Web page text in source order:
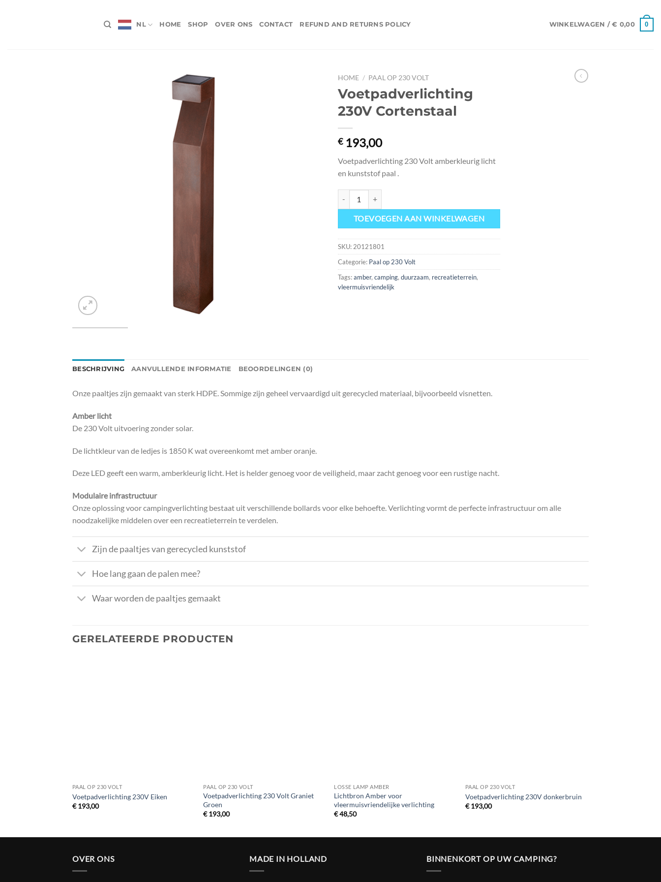
NL HOME SHOP OVER ONS CONTACT REFUND AND RETURNS POLICY WINKELWAGEN /€ 0,00 0
HOME / PAAL OP 230 VOLT
Voetpadverlichting
230V Cortenstaal
€193,00
Voetpadverlichting 230 Volt amberkleurig licht
en kunststof paal .
TOEVOEGEN AAN WINKELWAGEN
SKU: 20121801
Categorie: Paal op 230 Volt
Tags:amber, camping, duurzaam, recreatieterrein,
vleermuisvriendelijk
BESCHRIJVING AANVULLENDE INFORMATIE BEOORDELINGEN (0)
Onze paaltjes zijn gemaakt van sterk HDPE. Sommige zijn geheel vervaardigd uit gerecycled materiaal, bijvoorbeeld visnetten.
Amber licht
De 230 Volt uitvoering zonder solar.
De lichtkleur van de ledjes is 1850 K wat overeenkomt met amber oranje.
Deze LED geeft een warm, amberkleurig licht. Het is helder genoeg voor de veiligheid, maar zacht genoeg voor een rustige nacht.
Modulaire infrastructuur
Onze oplossing voor campingverlichting bestaat uit verschillende bollards voor elke behoefte. Verlichting vormt de perfecte infrastructuur om alle
noodzakelijke middelen over een recreatieterrein te verdelen.
Zijn de paaltjes van gerecycled kunststof
Hoe lang gaan de palen mee?
Waar worden de paaltjes gemaakt
GERELATEERDE PRODUCTEN
PAAL OP 230 VOLT
Voetpadverlichting 230V Eiken
€193,00
PAAL OP 230 VOLT
Voetpadverlichting 230 Volt Graniet
Groen
€193,00
LOSSE LAMP AMBER
Lichtbron Amber voor
vleermuisvriendelijke verlichting
€48,50
PAAL OP 230 VOLT
Voetpadverlichting 230V donkerbruin
€193,00
OVER ONS MADE IN HOLLAND BINNENKORT OP UW CAMPING?